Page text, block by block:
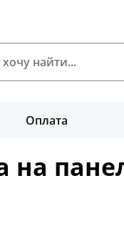
Оплата
на